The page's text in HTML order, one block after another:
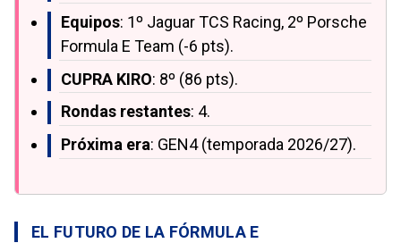
Equipos: 1º Jaguar TCS Racing, 2º Porsche
Formula E Team (-6 pts).
CUPRA KIRO: 8º (86 pts).
Rondas restantes: 4.
Próxima era: GEN4 (temporada 2026/27).
EL FUTURO DE LA FÓRMULA E